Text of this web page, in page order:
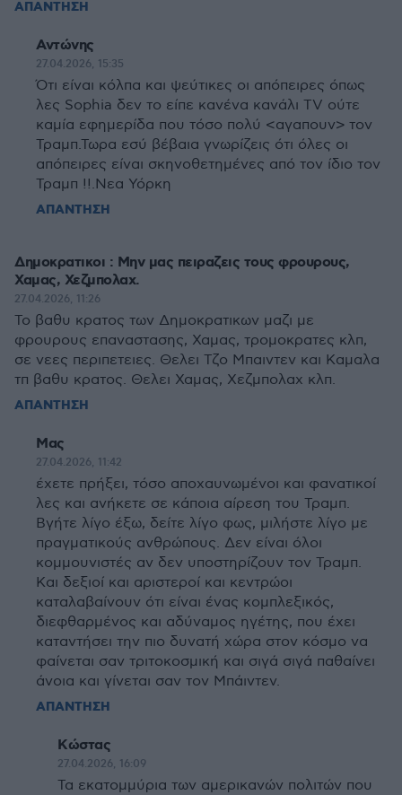
ΑΠΑΝΤΗΣΗ
Αντώνης
27.04.2026, 15:35
Ότι είναι κόλπα και ψεύτικες οι απόπειρες όπως
λες Sophia δεν το είπε κανένα κανάλι TV ούτε
καμία εφημερίδα που τόσο πολύ <αγαπουν> τον
Τραμπ.Τωρα εσύ βέβαια γνωρίζεις ότι όλες οι
απόπειρες είναι σκηνοθετημένες από τον ίδιο τον
Τραμπ !!.Νεα Υόρκη
ΑΠΑΝΤΗΣΗ
Δημοκρατικοι : Μην μας πειραζεις τους φρουρους,
Χαμας, Χεζμπολαχ.
27.04.2026, 11:26
Το βαθυ κρατος των Δημοκρατικων μαζι με
φρουρους επαναστασης, Χαμας, τρομοκρατες κλπ,
σε νεες περιπετειες. Θελει Τζο Μπαιντεν και Καμαλα
τπ βαθυ κρατος. Θελει Χαμας, Χεζμπολαχ κλπ.
ΑΠΑΝΤΗΣΗ
Μας
27.04.2026, 11:42
έχετε πρήξει, τόσο αποχαυνωμένοι και φανατικοί
λες και ανήκετε σε κάποια αίρεση του Τραμπ.
Βγήτε λίγο έξω, δείτε λίγο φως, μιλήστε λίγο με
πραγματικούς ανθρώπους. Δεν είναι όλοι
κομμουνιστές αν δεν υποστηρίζουν τον Τραμπ.
Και δεξιοί και αριστεροί και κεντρώοι
καταλαβαίνουν ότι είναι ένας κομπλεξικός,
διεφθαρμένος και αδύναμος ηγέτης, που έχει
καταντήσει την πιο δυνατή χώρα στον κόσμο να
φαίνεται σαν τριτοκοσμική και σιγά σιγά παθαίνει
άνοια και γίνεται σαν τον Μπάιντεν.
ΑΠΑΝΤΗΣΗ
Κώστας
27.04.2026, 16:09
Τα εκατομμύρια των αμερικανών πολιτών που